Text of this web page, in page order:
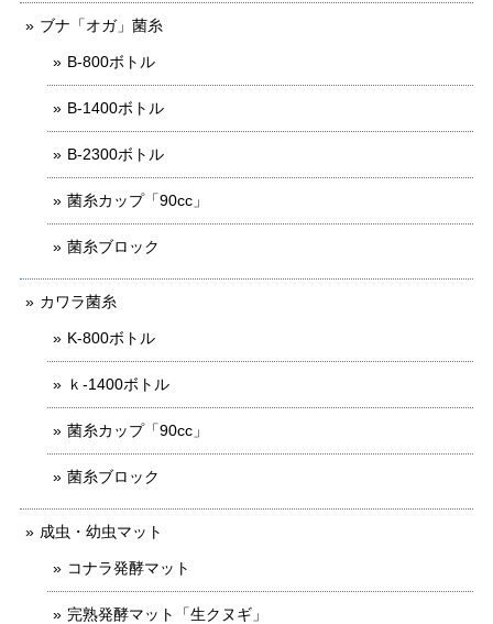
ブナ「オガ」菌糸
B-800ボトル
B-1400ボトル
B-2300ボトル
菌糸カップ「90cc」
菌糸ブロック
カワラ菌糸
K-800ボトル
ｋ-1400ボトル
菌糸カップ「90cc」
菌糸ブロック
成虫・幼虫マット
コナラ発酵マット
完熟発酵マット「生クヌギ」